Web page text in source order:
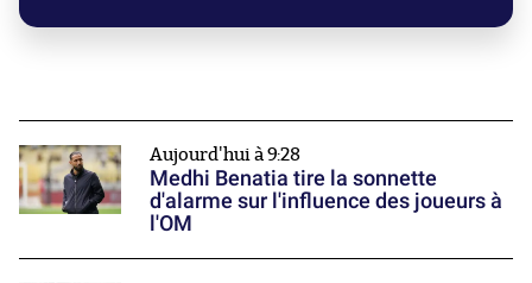
Aujourd'hui à 9:28
Medhi Benatia tire la sonnette
d'alarme sur l'influence des joueurs à
l'OM